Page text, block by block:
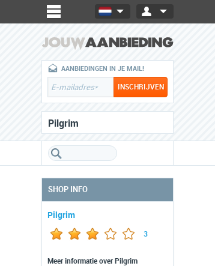
AANBIEDINGEN IN JE MAIL!
Pilgrim
SHOP INFO
Pilgrim
3
Meer informatie over Pilgrim